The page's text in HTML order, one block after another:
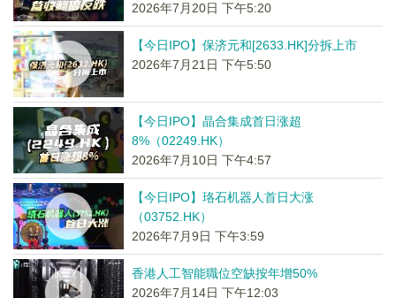
2026年7月20日 下午5:20
【今日IPO】保济元和[2633.HK]分拆上市
2026年7月21日 下午5:50
【今日IPO】晶合集成首日涨超
8%（02249.HK）
2026年7月10日 下午4:57
【今日IPO】珞石机器人首日大涨
（03752.HK）
2026年7月9日 下午3:59
香港人工智能職位空缺按年增50%
2026年7月14日 下午12:03